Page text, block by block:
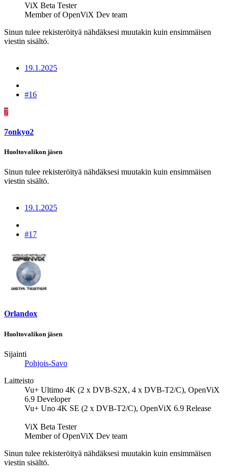
ViX Beta Tester
Member of OpenViX Dev team
Sinun tulee rekisteröityä nähdäksesi muutakin kuin ensimmäisen
viestin sisältö.
19.1.2025
#16
7
7onkyo2
Huoltovalikon jäsen
Sinun tulee rekisteröityä nähdäksesi muutakin kuin ensimmäisen
viestin sisältö.
19.1.2025
#17
Orlandox
Huoltovalikon jäsen
Sijainti
Pohjois-Savo
Laitteisto
Vu+ Ultimo 4K (2 x DVB-S2X, 4 x DVB-T2/C), OpenViX
6.9 Developer
Vu+ Uno 4K SE (2 x DVB-T2/C), OpenViX 6.9 Release
ViX Beta Tester
Member of OpenViX Dev team
Sinun tulee rekisteröityä nähdäksesi muutakin kuin ensimmäisen
viestin sisältö.